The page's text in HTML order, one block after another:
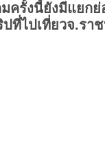
ครั้งนี้ยังมีแยกย่
ที่ไปเที่ยวจ.รา